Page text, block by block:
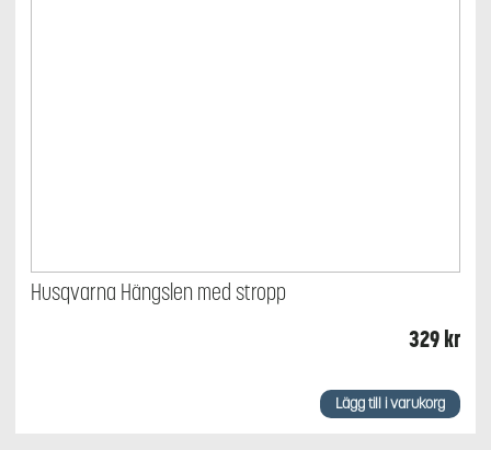
Husqvarna Hängslen med stropp
329kr
Lägg till i varukorg